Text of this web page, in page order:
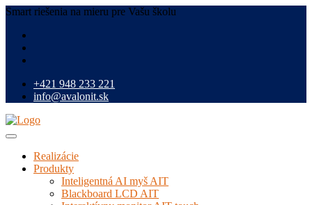
Smart riešenia na mieru pre Vašu školu
+421 948 233 221
info@avalonit.sk
Realizácie
Produkty
Inteligentná AI myš AIT
Blackboard LCD AIT